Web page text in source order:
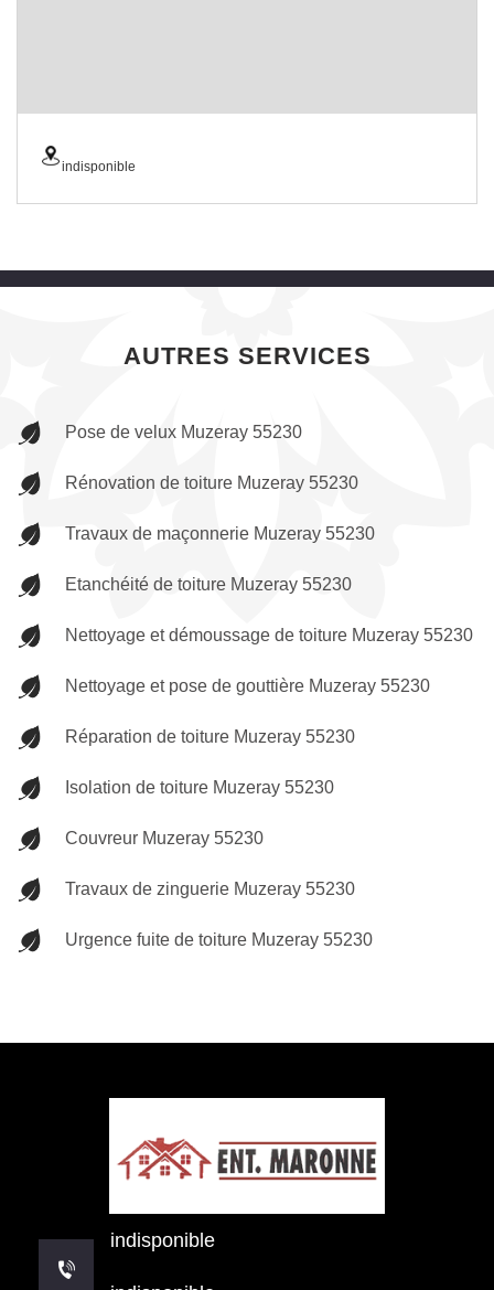
indisponible
AUTRES SERVICES
Pose de velux Muzeray 55230
Rénovation de toiture Muzeray 55230
Travaux de maçonnerie Muzeray 55230
Etanchéité de toiture Muzeray 55230
Nettoyage et démoussage de toiture Muzeray 55230
Nettoyage et pose de gouttière Muzeray 55230
Réparation de toiture Muzeray 55230
Isolation de toiture Muzeray 55230
Couvreur Muzeray 55230
Travaux de zinguerie Muzeray 55230
Urgence fuite de toiture Muzeray 55230
indisponible